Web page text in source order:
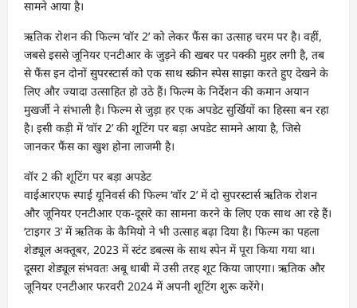
सामने आया है।
ऋतिक रोशन की फिल्म ‘वॉर 2’ को लेकर फैंस का उत्साह चरम पर है। वहीं,
जबसे इससे जूनियर एनटीआर के जुड़ने की खबर पर पक्की मुहर लगी है, तब
से फैंस इन दोनों सुपरस्टार्स को एक साथ स्क्रीन स्पेस साझा करते हुए देखने के
लिए और ज्यादा उत्साहित हो उठे हैं। फिल्म के निर्देशन की कमान अयान
मुखर्जी ने संभाली है। फिल्म से जुड़ा हर एक अपडेट सुर्खियों का हिस्सा बन रहा
है। इसी कड़ी में ‘वॉर 2’ की शूटिंग पर बड़ा अपडेट सामने आया है, जिसे
जानकर फैंस का खुश होना लाजमी है।
वॉर 2 की शूटिंग पर बड़ा अपडेट
वाईआरएफ स्पाई यूनिवर्स की फिल्म ‘वॉर 2’ में दो सुपरस्टार्स ऋतिक रोशन
और जूनियर एनटीआर एक-दूसरे का सामना करने के लिए एक साथ आ रहे हैं।
‘टाइगर 3’ में ऋतिक के कैमियो ने भी उत्साह बढ़ा दिया है। फिल्म का पहला
शेड्यूल अक्तूबर, 2023 में स्टंट डबल्स के साथ स्पेन में पूरा किया गया था।
दूसरा शेड्यूल संभवतः अबू धाबी में उसी तरह शूट किया जाएगा। ऋतिक और
जूनियर एनटीआर फरवरी 2024 में अपनी शूटिंग शुरू करेंगे।